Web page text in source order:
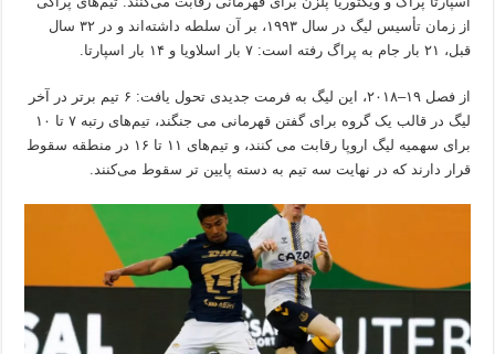
از زمان تأسیس لیگ در سال ۱۹۹۳، بر آن سلطه داشته‌اند و در ۳۲ سال
قبل، ۲۱ بار جام به پراگ رفته است: ۷ بار اسلاویا و ۱۴ بار اسپارتا.
از فصل ۱۹–۲۰۱۸، این لیگ به فرمت جدیدی تحول یافت: ۶ تیم برتر در آخر
لیگ در قالب یک گروه برای گفتن قهرمانی می جنگند، تیم‌های رتبه ۷ تا ۱۰
برای سهمیه لیگ اروپا رقابت می کنند، و تیم‌های ۱۱ تا ۱۶ در منطقه سقوط
قرار دارند که در نهایت سه تیم به دسته پایین تر سقوط می‌کنند.